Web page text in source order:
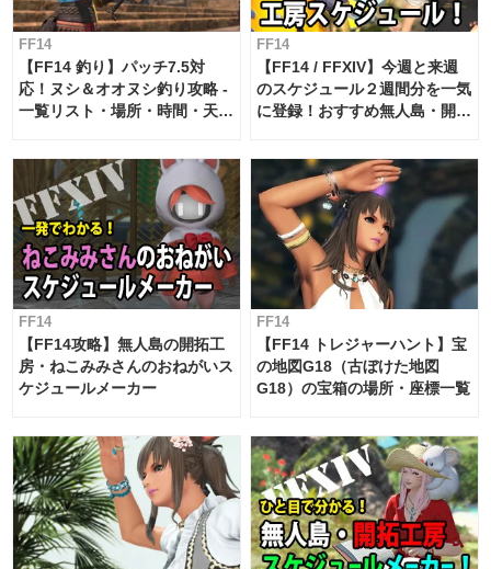
FF14
【FF14 釣り】パッチ7.5対
応！ヌシ＆オオヌシ釣り攻略 -
一覧リスト・場所・時間・天
FF14
【FF14 / FFXIV】今週と来週
のスケジュール２週間分を一気
に登録！おすすめ無人島・開拓
FF14
【FF14攻略】無人島の開拓工
房・ねこみみさんのおねがいス
ケジュールメーカー
FF14
【FF14 トレジャーハント】宝
の地図G18（古ぼけた地図
G18）の宝箱の場所・座標一覧